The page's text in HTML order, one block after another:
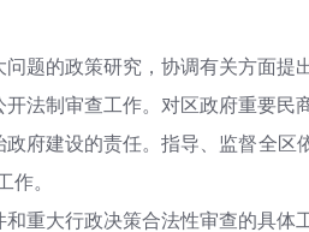
题的政策研究，协调有关方面提
法制审查工作。对区政府重要民
政府建设的责任。指导、监督全
作。
重大行政决策合法性审查的具体